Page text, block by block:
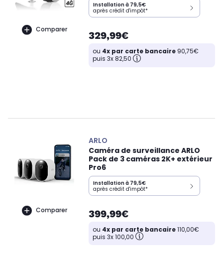
Comparer
Installation à 79,5€
après crédit d'impôt*
329,99€
ou 4x par carte bancaire 90,75€
puis 3x 82,50
Comparer
ARLO
Caméra de surveillance ARLO
Pack de 3 caméras 2K+ extérieur
Pro6
Installation à 79,5€
après crédit d'impôt*
399,99€
ou 4x par carte bancaire110,00€
puis 3x 100,00